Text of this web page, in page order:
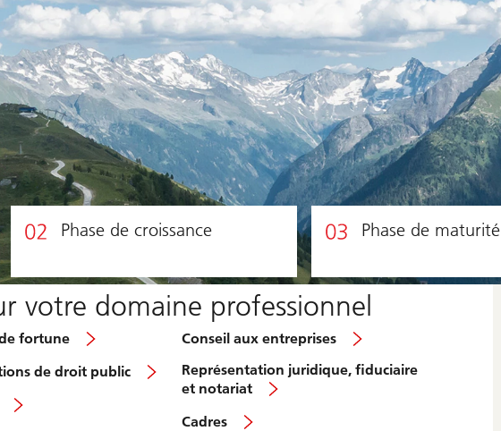
Phase de croissance Phase de maturité
votre domaine professionnel
fortune
de droit public
Conseil aux entreprises
Représentation juridique, fiduciaire
et notariat
Cadres